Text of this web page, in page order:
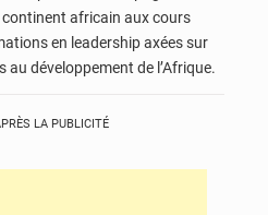
continent africain aux cours
en leadership axées sur
au développement de l’Afrique.
LA PUBLICITÉ